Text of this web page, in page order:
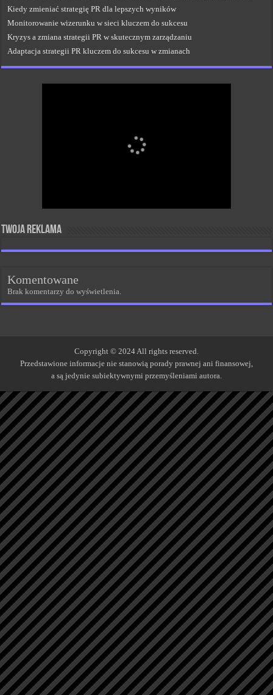
Kiedy zmieniać strategię PR dla lepszych wyników
Monitorowanie wizerunku w sieci kluczem do sukcesu
Kryzys a zmiana strategii PR w skutecznym zarządzaniu
Adaptacja strategii PR kluczem do sukcesu w zmianach
Twoja reklama
Komentowane
Brak komentarzy do wyświetlenia.
Copyright © 2024 All rights reserved.
Przedstawione informacje nie stanowią porady prawnej ani finansowej,
a są jedynie subiektywnymi przemyśleniami autora.